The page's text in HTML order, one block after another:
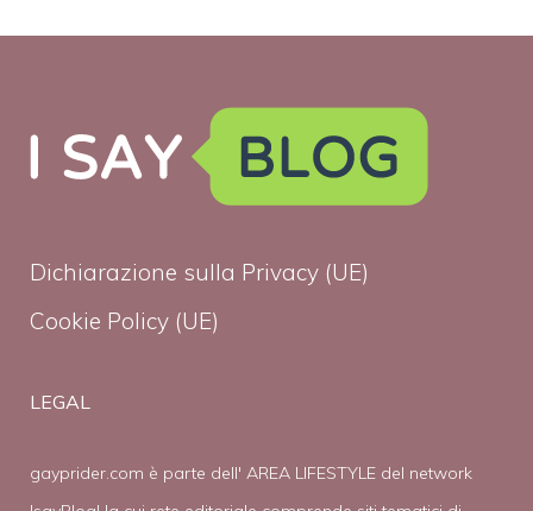
Dichiarazione sulla Privacy (UE)
Cookie Policy (UE)
LEGAL
gayprider.com è parte dell' AREA LIFESTYLE del network